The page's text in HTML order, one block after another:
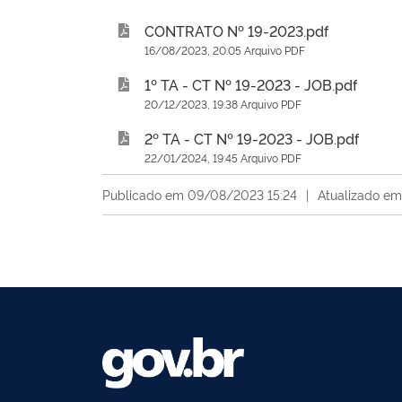
CONTRATO Nº 19-2023.pdf
16/08/2023, 20:05 Arquivo PDF
1º TA - CT Nº 19-2023 - JOB.pdf
20/12/2023, 19:38 Arquivo PDF
2º TA - CT Nº 19-2023 - JOB.pdf
22/01/2024, 19:45 Arquivo PDF
Publicado em 09/08/2023 15:24 | Atualizado